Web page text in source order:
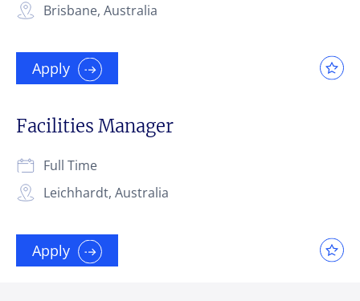
Brisbane, Australia
Apply
Facilities Manager
Leichhardt, Australia
Full Time
Apply